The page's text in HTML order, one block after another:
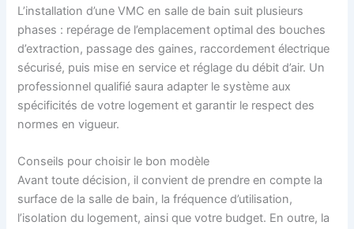
L’installation d’une VMC en salle de bain suit plusieurs
phases : repérage de l’emplacement optimal des bouches
d’extraction, passage des gaines, raccordement électrique
sécurisé, puis mise en service et réglage du débit d’air. Un
professionnel qualifié saura adapter le système aux
spécificités de votre logement et garantir le respect des
normes en vigueur.
Conseils pour choisir le bon modèle
Avant toute décision, il convient de prendre en compte la
surface de la salle de bain, la fréquence d’utilisation,
l’isolation du logement, ainsi que votre budget. En outre, la